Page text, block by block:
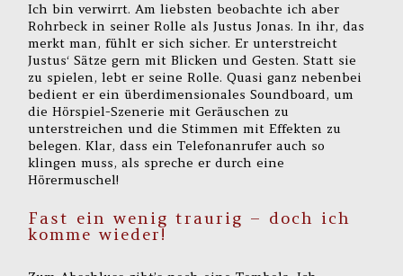
Ich bin verwirrt. Am liebsten beobachte ich aber
Rohrbeck in seiner Rolle als Justus Jonas. In ihr, das
merkt man, fühlt er sich sicher. Er unterstreicht
Justus‘ Sätze gern mit Blicken und Gesten. Statt sie
zu spielen, lebt er seine Rolle. Quasi ganz nebenbei
bedient er ein überdimensionales Soundboard, um
die Hörspiel-Szenerie mit Geräuschen zu
unterstreichen und die Stimmen mit Effekten zu
belegen. Klar, dass ein Telefonanrufer auch so
klingen muss, als spreche er durch eine
Hörermuschel!
Fast ein wenig traurig – doch ich
komme wieder!